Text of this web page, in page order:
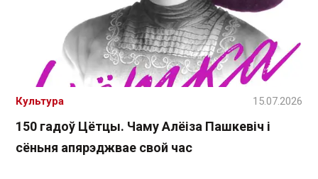
150 гадоў Цётцы. Чаму Алёіза Пашкевіч і
сёньня апярэджвае свой час
Культура 15.07.2026